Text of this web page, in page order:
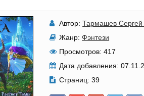
Автор: Тармашев Сергей
Жанр: Фэнтези
Просмотров: 417
Дата добавления:
Страниц: 39